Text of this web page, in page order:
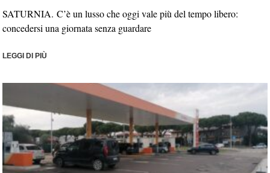
SATURNIA. C’è un lusso che oggi vale più del tempo libero:
concedersi una giornata senza guardare
LEGGI DI PIÙ